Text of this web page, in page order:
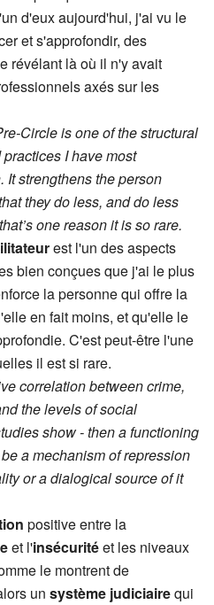
d'eux aujourd'hui, j'ai vu le
et s'approfondir, des
révélant là où il n'y avait
axés sur les
Circle is one of the structural
I have most
It strengthens the person
they do less, and do less
one reason it is so rare.
est l'un des aspects
bien conçues que j'ai le plus
la personne qui offre la
en fait moins, et qu'elle le
C'est peut-être l'une
il est si rare.
correlation between crime,
the levels of social
show - then a functioning
a mechanism of repression
or a dialogical source of it
positive entre la
et l'insécuritéet les niveaux
le montrent de
un système judiciairequi